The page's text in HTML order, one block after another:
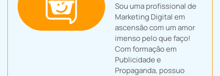
Sou uma profissional de
Marketing Digital em
ascensão com um amor
imenso pelo que faço!
Com formação em
Publicidade e
Propaganda, possuo